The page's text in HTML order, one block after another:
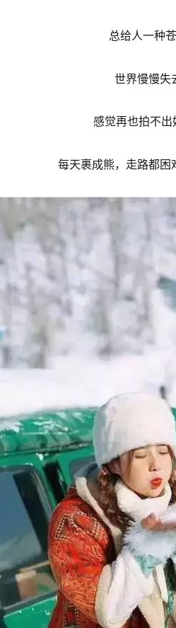
总给人一种
世界慢慢失
感觉再也拍不出
每天裹成熊，走路都困